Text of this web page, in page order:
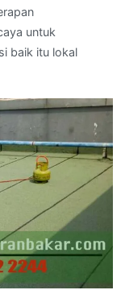
untuk
baik itu lokal